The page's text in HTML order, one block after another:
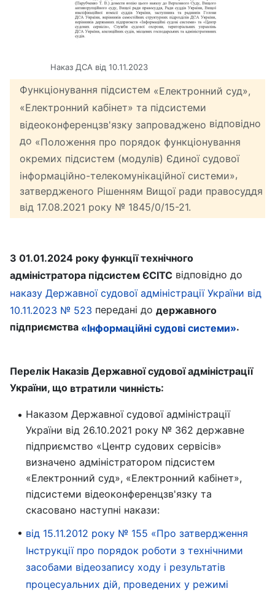
Наказ ДСА від 10.11.2023
Функціонування підсистем «Електронний суд»,
«Електронний кабінет» та підсистеми
відеоконференцзв'язку запроваджено відповідно
до «Положення про порядок функціонування
окремих підсистем (модулів) Єдиної судової
інформаційно-телекомунікаційної системи»,
затвердженого Рішенням Вищої ради правосуддя
від 17.08.2021 року № 1845/0/15-21.
З 01.01.2024 року функції технічного
адміністратора підсистем ЄСІТС відповідно до
наказу Державної судової адміністрації України від
10.11.2023 № 523 передані до державного
підприємства «Інформаційні судові системи».
Перелік Наказів Державної судової адміністрації
України, що втратили чинність:
Наказом Державної судової адміністрації
України від 26.10.2021 року № 362 державне
підприємство «Центр судових сервісів»
визначено адміністратором підсистем
«Електронний суд», «Електронний кабінет»,
підсистеми відеоконференцзв'язку та
скасовано наступні накази:
від 15.11.2012 року № 155 «Про затвердження
Інструкції про порядок роботи з технічними
засобами відеозапису ходу і результатів
процесуальних дій, проведених у режимі